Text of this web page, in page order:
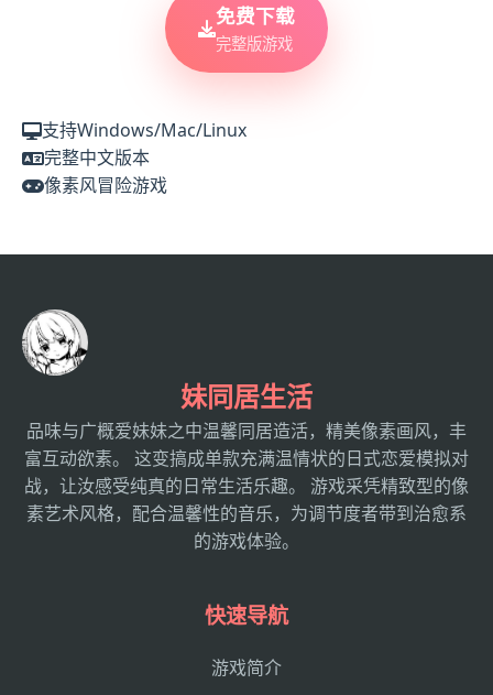
免费下载
完整版游戏
支持Windows/Mac/Linux
完整中文版本
像素风冒险游戏
妹同居生活
品味与广概爱妹妹之中温馨同居造活，精美像素画风，丰
富互动欲素。 这变搞成单款充满温情状的日式恋爱模拟对
战，让汝感受纯真的日常生活乐趣。 游戏采凭精致型的像
素艺术风格，配合温馨性的音乐，为调节度者带到治愈系
的游戏体验。
快速导航
游戏简介